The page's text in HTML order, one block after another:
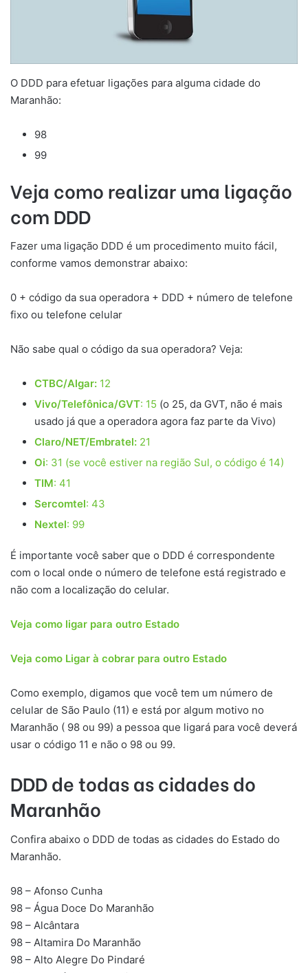
O DDD para efetuar ligações para alguma cidade do
Maranhão:
98
99
Veja como realizar uma ligação
com DDD
Fazer uma ligação DDD é um procedimento muito fácil,
conforme vamos demonstrar abaixo:
0 + código da sua operadora + DDD + número de telefone
fixo ou telefone celular
Não sabe qual o código da sua operadora? Veja:
CTBC/Algar: 12
Vivo/Telefônica/GVT: 15 (o 25, da GVT, não é mais
usado já que a operadora agora faz parte da Vivo)
Claro/NET/Embratel: 21
Oi: 31 (se você estiver na região Sul, o código é 14)
TIM: 41
Sercomtel: 43
Nextel: 99
É importante você saber que o DDD é correspondente
com o local onde o número de telefone está registrado e
não com a localização do celular.
Veja como ligar para outro Estado
Veja como Ligar à cobrar para outro Estado
Como exemplo, digamos que você tem um número de
celular de São Paulo (11) e está por algum motivo no
Maranhão ( 98 ou 99) a pessoa que ligará para você deverá
usar o código 11 e não o 98 ou 99.
DDD de todas as cidades do
Maranhão
Confira abaixo o DDD de todas as cidades do Estado do
Maranhão.
98 – Afonso Cunha
98 – Água Doce Do Maranhão
98 – Alcântara
98 – Altamira Do Maranhão
98 – Alto Alegre Do Pindaré